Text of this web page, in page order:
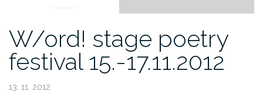
W/ord! stage poetry
festival 15.-17.11.2012
13. 11. 2012